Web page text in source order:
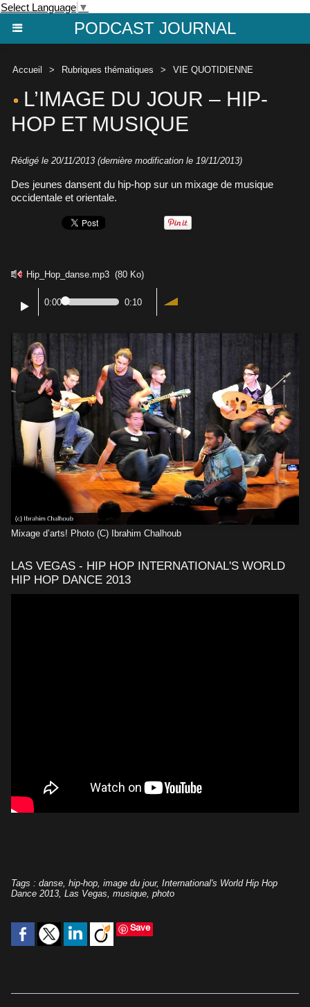
Select Language ▼
PODCAST JOURNAL
Accueil > Rubriques thématiques > VIE QUOTIDIENNE
L’IMAGE DU JOUR – HIP-
HOP ET MUSIQUE
Rédigé le 20/11/2013 (dernière modification le 19/11/2013)
Des jeunes dansent du hip-hop sur un mixage de musique
occidentale et orientale.
Hip_Hop_danse.mp3 (80 Ko)
0:00 0:10
Mixage d’arts! Photo (C) Ibrahim Chalhoub
LAS VEGAS - HIP HOP INTERNATIONAL'S WORLD
HIP HOP DANCE 2013
Tags : danse hip-hop image du jour, International's World Hip Hop
Dance 2013 Las Vegas musique photo
Save